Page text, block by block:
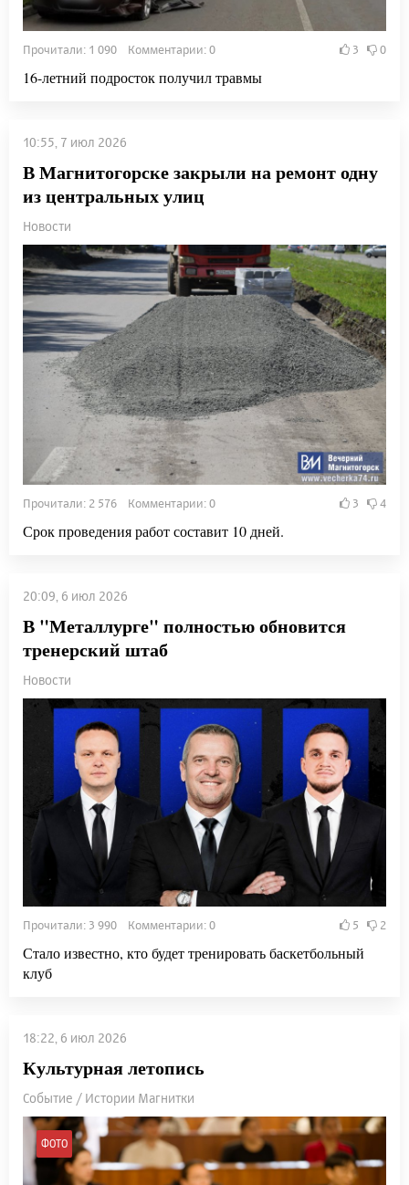
Прочитали: 1 090 Комментарии: 0 3 0
16-летний подросток получил травмы
10:55, 7 июл 2026
В Магнитогорске закрыли на ремонт одну
из центральных улиц
Новости
Прочитали: 2 576 Комментарии: 0 3 4
Срок проведения работ составит 10 дней.
20:09, 6 июл 2026
В "Металлурге" полностью обновится
тренерский штаб
Новости
Прочитали: 3 990 Комментарии: 0 5 2
Стало известно, кто будет тренировать баскетбольный
клуб
18:22, 6 июл 2026
Культурная летопись
Событие / Истории Магнитки
ФОТО